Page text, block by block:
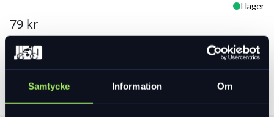
Samtycke Information Om
I lager
79 kr